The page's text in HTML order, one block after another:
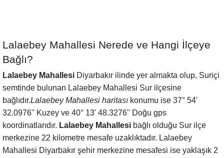
Lalaebey Mahallesi Nerede ve Hangi İlçeye
Bağlı?
Lalaebey Mahallesi Diyarbakır ilinde yer almakta olup, Suriçi
semtinde bulunan Lalaebey Mahallesi Sur ilçesine
bağlıdır.Lalaebey Mahallesi haritası konumu ise 37° 54'
32.0976'' Kuzey ve 40° 13' 48.3276'' Doğu gps
koordinatlarıdır. Lalaebey Mahallesi bağlı olduğu Sur ilçe
merkezine 22 kilometre mesafe uzaklıktadır. Lalaebey
Mahallesi Diyarbakır şehir merkezine mesafesi ise yaklaşık 2